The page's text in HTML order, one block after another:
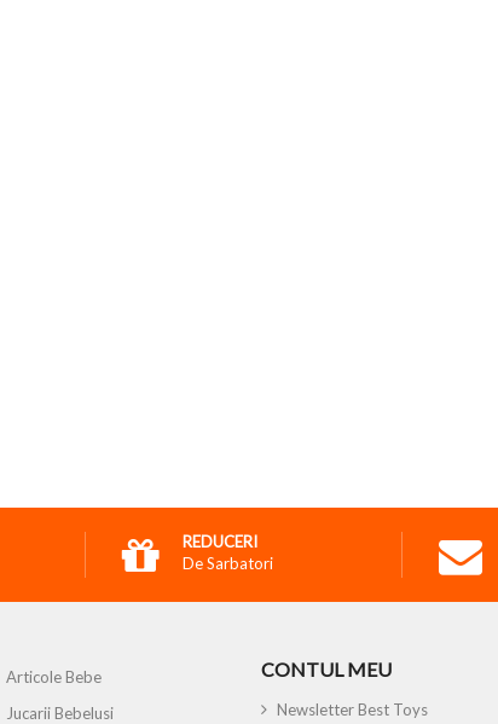
REDUCERI
De Sarbatori
Articole Bebe
Jucarii Bebelusi
CONTUL MEU
Newsletter Best Toys